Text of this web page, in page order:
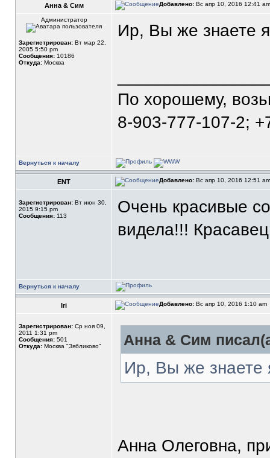
Анна & Сим Добавлено: Вс апр 10, 2016 12:41
Администратор
Зарегистрирован: Вт мар 22,
2005 5:50 pm
Сообщения: 10186
Откуда: Москва
Ир, Вы же знаете
По хорошему,
8-903-777-107-2;
Вернуться к началу
ENT Добавлено: Вс апр 10, 2016 12:51
Зарегистрирован: Вт июн 30,
2015 9:15 pm
Сообщения: 113
Очень красивые
видела!!!
Вернуться к началу
Iri Добавлено: Вс апр 10, 2016 1:10 am
Зарегистрирован: Ср ноя 09,
2011 1:31 pm
Сообщения: 501
Откуда: Москва "Зябликово" Анна & Сим
Ир, Вы же знаете
Анна Олеговна,